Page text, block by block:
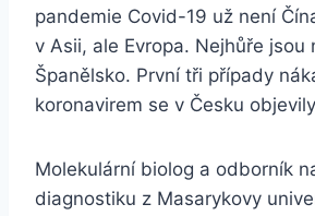
pandemie Covid-19 už není
v Asii, ale Evropa. Nejhůře jsou
Španělsko. První tři případy
koronavirem se v Česku
Molekulární biolog a odborník
diagnostiku z Masarykovy